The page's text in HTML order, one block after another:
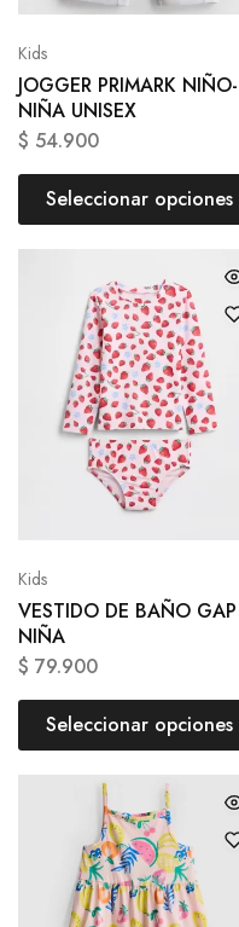
Kids
JOGGER PRIMARK NIÑO-
NIÑA UNISEX
$ 54.900
Seleccionar opciones
Kids
VESTIDO DE BAÑO GAP
NIÑA
$ 79.900
Seleccionar opciones